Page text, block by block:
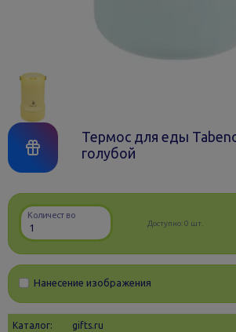
Термос для еды
голубой
Количество
Доступно:0 шт.
Нанесение изображения
Каталог: gifts.ru